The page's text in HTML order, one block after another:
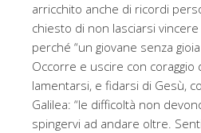
arricchito anche di ricordi
chiesto di non lasciarsi
perché “un giovane senza
Occorre e uscire con coraggio
lamentarsi, e fidarsi di Gesù,
Galilea: “le difficoltà non
spingervi ad andare oltre.